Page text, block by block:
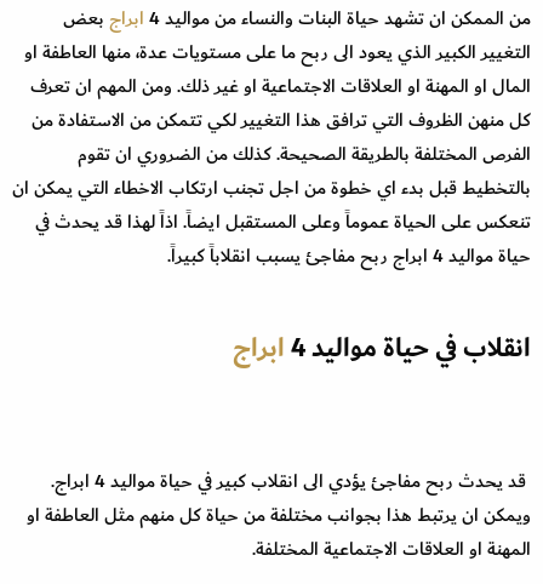
من الممكن ان تشهد حياة البنات والنساء من مواليد 4 ابراج بعض
التغيير الكبير الذي يعود الى ربح ما على مستويات عدة، منها العاطفة او
المال او المهنة او العلاقات الاجتماعية او غير ذلك. ومن المهم ان تعرف
كل منهن الظروف التي ترافق هذا التغيير لكي تتمكن من الاستفادة من
الفرص المختلفة بالطريقة الصحيحة. كذلك من الضروري ان تقوم
بالتخطيط قبل بدء اي خطوة من اجل تجنب ارتكاب الاخطاء التي يمكن ان
تنعكس على الحياة عموماً وعلى المستقبل ايضاً. اذاً لهذا قد يحدث في
حياة مواليد 4 ابراج ربح مفاجئ يسبب انقلاباً كبيراً.
انقلاب في حياة مواليد 4 ابراج
قد يحدث ربح مفاجئ يؤدي الى انقلاب كبير في حياة مواليد 4 ابراج.
ويمكن ان يرتبط هذا بجوانب مختلفة من حياة كل منهم مثل العاطفة او
المهنة او العلاقات الاجتماعية المختلفة.